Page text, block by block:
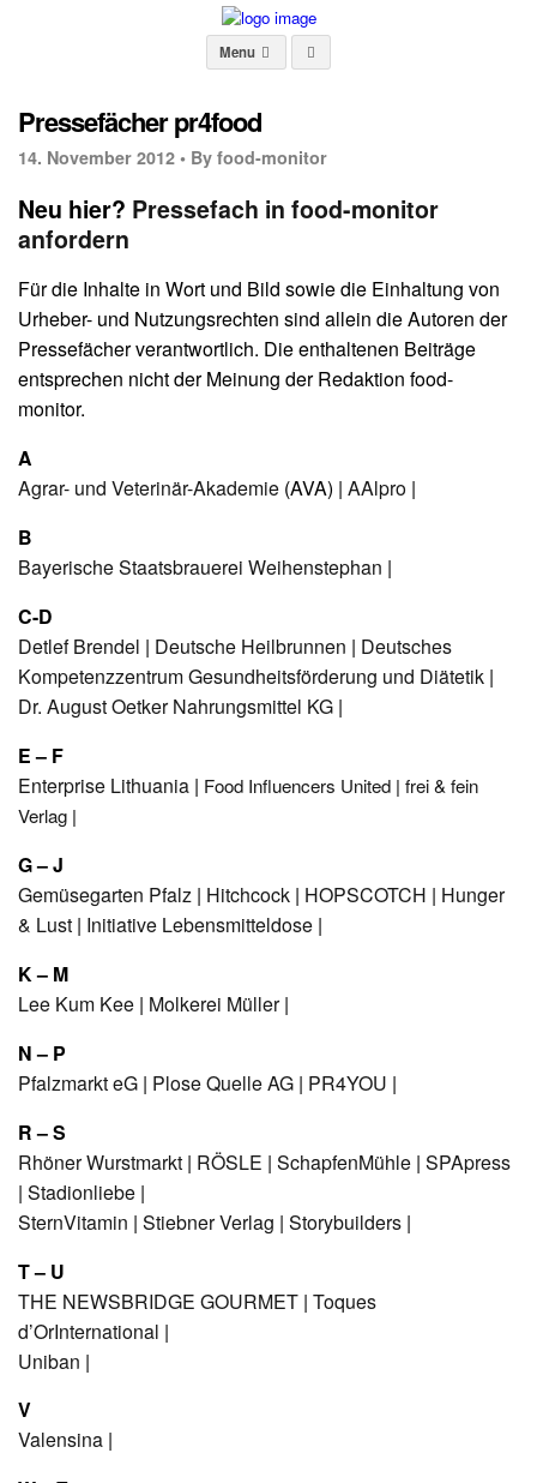
Menu
Pressefächer pr4food
14. November 2012 • By food-monitor
Neu hier? Pressefach in food-monitor
anfordern
Für die Inhalte in Wort und Bild sowie die Einhaltung von
Urheber- und Nutzungsrechten sind allein die Autoren der
Pressefächer verantwortlich. Die enthaltenen Beiträge
entsprechen nicht der Meinung der Redaktion food-
monitor.
A
Agrar- und Veterinär-Akademie (AVA) | AAlpro |
B
Bayerische Staatsbrauerei Weihenstephan |
C-D
Detlef Brendel | Deutsche Heilbrunnen | Deutsches
Kompetenzzentrum Gesundheitsförderung und Diätetik |
Dr. August Oetker Nahrungsmittel KG |
E – F
Enterprise Lithuania | Food Influencers United | frei & fein
Verlag |
G – J
Gemüsegarten Pfalz | Hitchcock | HOPSCOTCH | Hunger
& Lust | Initiative Lebensmitteldose |
K – M
Lee Kum Kee | Molkerei Müller|
N – P
Pfalzmarkt eG | Plose Quelle AG | PR4YOU |
R – S
Rhöner Wurstmarkt | RÖSLE | SchapfenMühle | SPApress
| Stadionliebe |
SternVitamin | Stiebner Verlag | Storybuilders |
T – U
THE NEWSBRIDGE GOURMET | Toques
d’OrInternational |
Uniban |
V
Valensina |